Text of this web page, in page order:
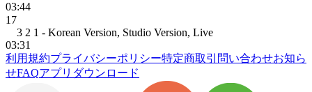
03:44
17
3 2 1 - Korean Version, Studio Version, Live
03:31
利用規約プライバシーポリシー特定商取引 問い合わせお知ら
せFAQアプリダウンロード